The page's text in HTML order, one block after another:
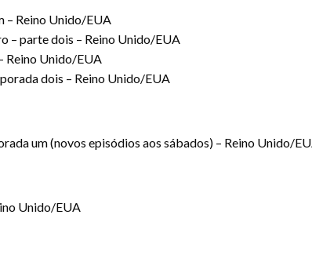
– Reino Unido/EUA
– parte dois – Reino Unido/EUA
Reino Unido/EUA
dois – Reino Unido/EUA
um (novos episódios aos sábados) – Reino Unido/
Unido/EUA